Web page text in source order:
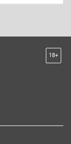
18+